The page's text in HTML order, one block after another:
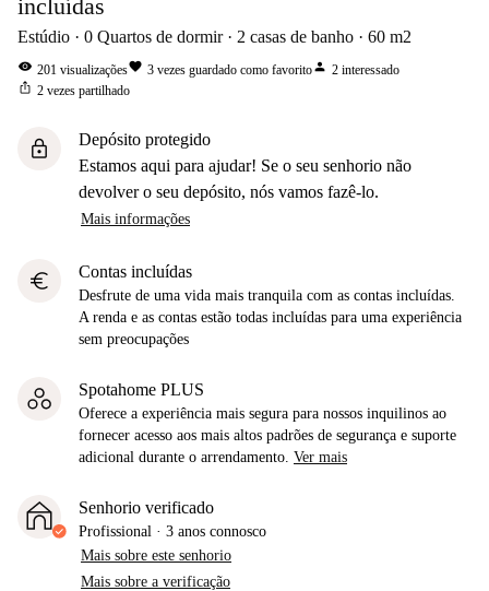
incluídas
Estúdio 0 Quartos de dormir 2 casas de banho 60 m2
visibility 201 visualizaçõesfavorite 3 vezes guardado como favoritoperson 2 interessado
ios_share 2 vezes partilhado
lock
Depósito protegido
Estamos aqui para ajudar! Se o seu senhorio não
devolver o seu depósito, nós vamos fazê-lo.
Mais informações
euro Contas incluídas
Desfrute de uma vida mais tranquila com as contas incluídas.
A renda e as contas estão todas incluídas para uma experiência
sem preocupações
Spotahome PLUS
Oferece a experiência mais segura para nossos inquilinos ao
fornecer acesso aos mais altos padrões de segurança e suporte
adicional durante o arrendamento. Ver mais
Senhorio verificado
Profissional · 3 anos connosco
Mais sobre este senhorio
Mais sobre a verificação